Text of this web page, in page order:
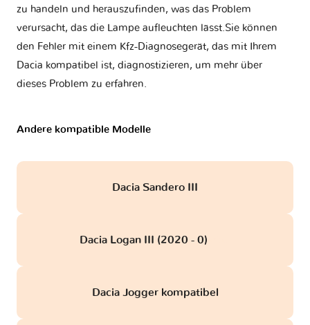
zu handeln und herauszufinden, was das Problem
verursacht, das die Lampe aufleuchten lässt.Sie können
den Fehler mit einem Kfz-Diagnosegerät, das mit Ihrem
Dacia kompatibel ist, diagnostizieren, um mehr über
dieses Problem zu erfahren.
Andere kompatible Modelle
Dacia Sandero III
Dacia Logan III (2020 - 0)
Dacia Jogger kompatibel